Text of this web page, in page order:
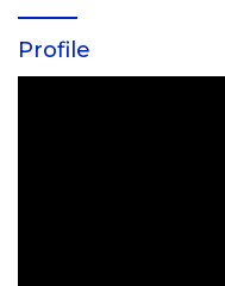
Profile